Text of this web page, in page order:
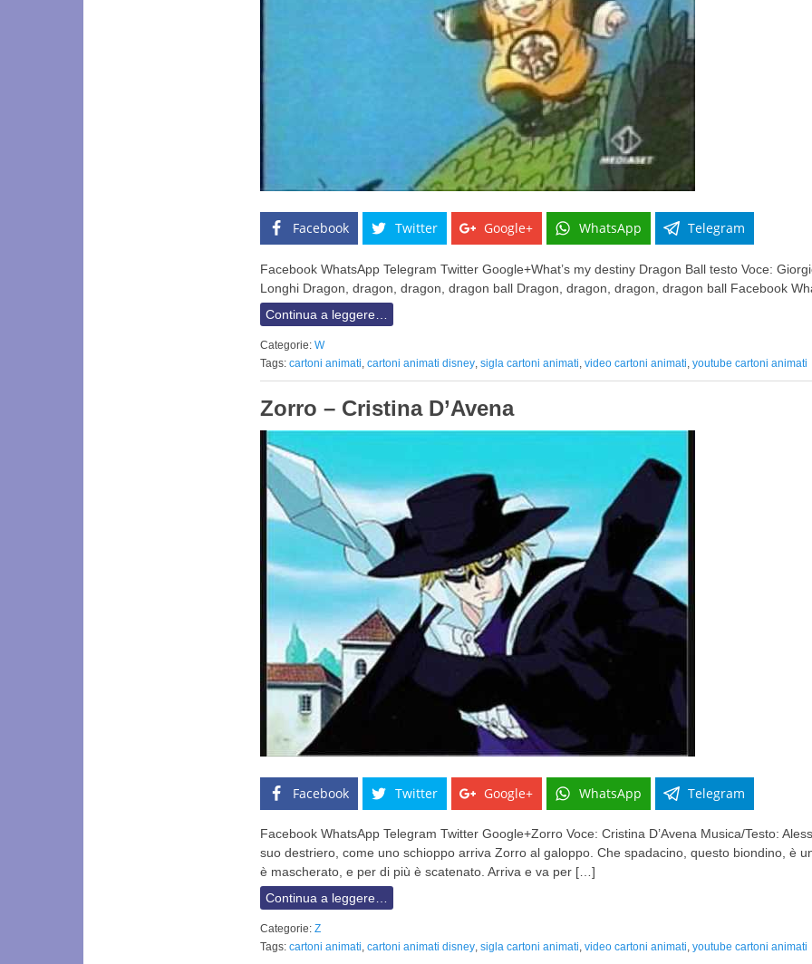
Facebook Twitter Google+ WhatsApp Telegram
Facebook WhatsApp Telegram Twitter Google+What’s my destiny Dragon Ball testo Voce:
Longhi Dragon, dragon, dragon, dragon ball Dragon, dragon, dragon, dragon ball Facebook
Continua a leggere…
Categorie: W
Tags: cartoni animati cartoni animati disney sigla cartoni animati video cartoni animati youtube cartoni animati
Zorro – Cristina D’Avena
Facebook Twitter Google+ WhatsApp Telegram
Facebook WhatsApp Telegram Twitter Google+Zorro Voce: Cristina D’Avena Musica/Testo:
suo destriero, come uno schioppo arriva Zorro al galoppo. Che spadacino, questo biondino, è
è mascherato, e per di più è scatenato. Arriva e va per […]
Continua a leggere…
Categorie: Z
Tags: cartoni animati cartoni animati disney sigla cartoni animati video cartoni animati youtube cartoni animati